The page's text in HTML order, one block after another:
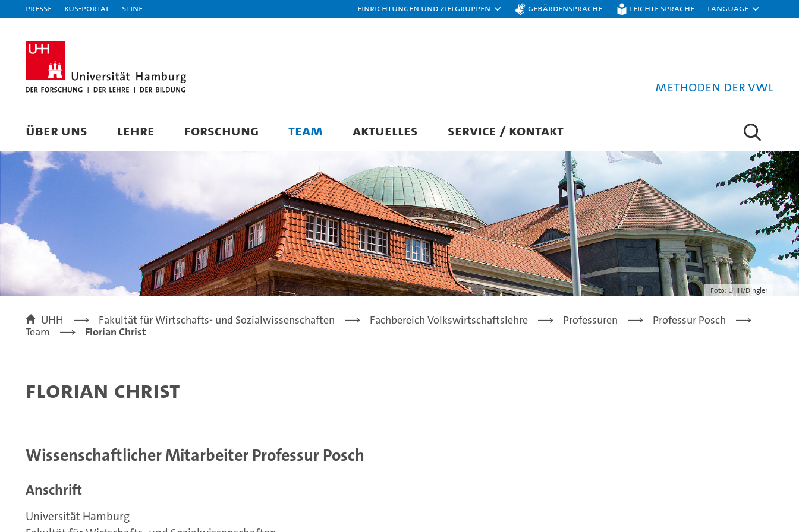
Presse KUS-Portal STiNE Einrichtungen und Zielgruppen Gebärdensprache Leichte Sprache Language
Methoden der VWL
ÜBER UNS LEHRE FORSCHUNG TEAM AKTUELLES SERVICE / KONTAKT
Foto: UHH/Dingler
UHH Fakultät für Wirtschafts- und Sozialwissenschaften Fachbereich Volkswirtschaftslehre Professuren
Professur Posch
Team
Florian Christ
Florian Christ
Wissenschaftlicher Mitarbeiter Professur Posch
Anschrift
Universität Hamburg